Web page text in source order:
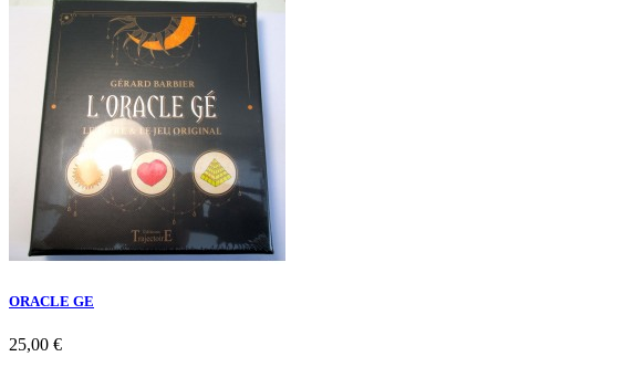
ORACLE GE
25,00 €